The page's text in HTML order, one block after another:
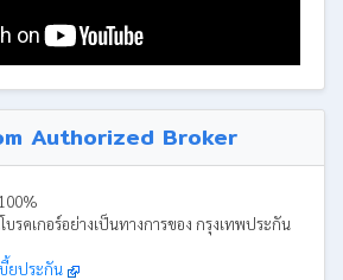
Authorized Broker
บรคเกอร์อย่างเป็นทางการของ กรุงเทพประกัน
ยประกัน